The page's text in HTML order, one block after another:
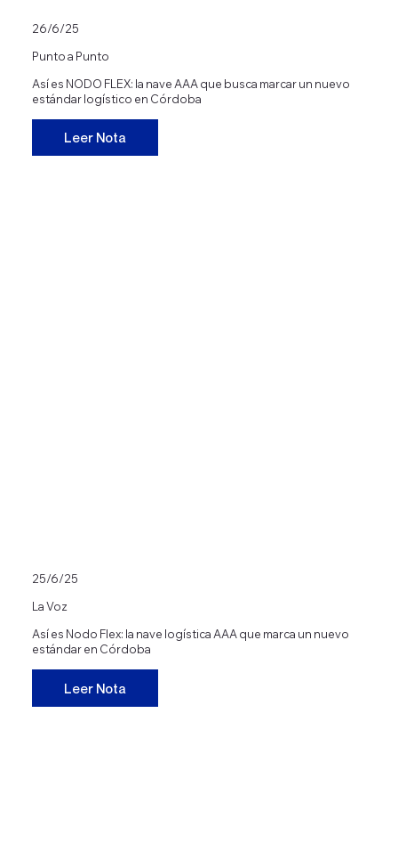
26/6/25
Punto a Punto
Así es NODO FLEX: la nave AAA que busca marcar un nuevo
estándar logístico en Córdoba
Leer Nota
25/6/25
La Voz
Así es Nodo Flex: la nave logística AAA que marca un nuevo
estándar en Córdoba
Leer Nota